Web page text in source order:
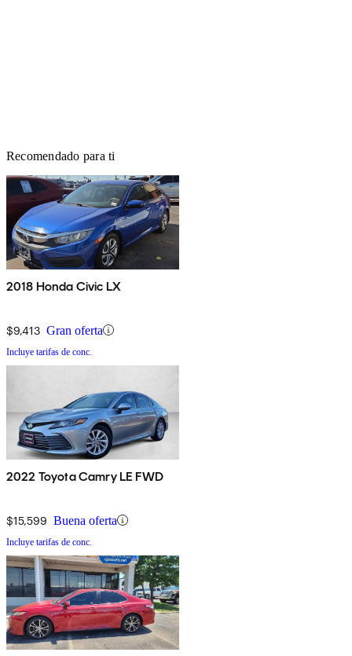
Recomendado para ti
2018 Honda Civic LX
$9,413 Gran oferta
Incluye tarifas de conc.
2022 Toyota Camry LE FWD
$15,599 Buena oferta
Incluye tarifas de conc.